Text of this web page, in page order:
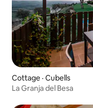
Cottage · Cubells
La Granja del Besa